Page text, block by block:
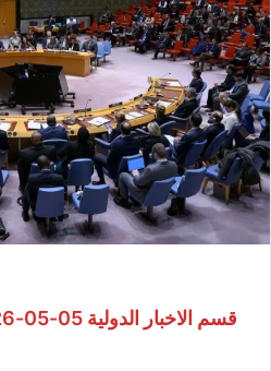
قسم الاخبار الدولية 05-05-2026